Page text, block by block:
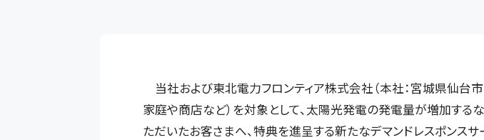
当社および東北電力フロンティア株式会社（本社：宮城県仙台
家庭や商店など）を対象として、太陽光発電の発電量が増加す
ただいたお客さまへ、特典を進呈する新たなデマンドレスポンスサー